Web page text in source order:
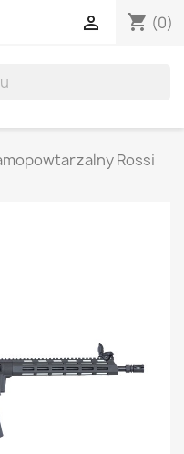
shopping_cart (0)

Rossi